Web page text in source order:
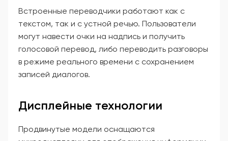
Встроенные переводчики работают как с
текстом, так и с устной речью. Пользователи
могут навести очки на надпись и получить
голосовой перевод, либо переводить разговоры
в режиме реального времени с сохранением
записей диалогов.
Дисплейные технологии
Продвинутые модели оснащаются